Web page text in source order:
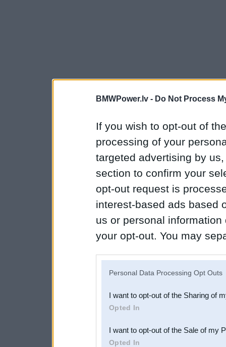
BMWPower.lv - Do Not Process
If you wish to opt-out of
processing of your
targeted advertising by
section to confirm your
opt-out request is
interest-based ads based
us or personal
your opt-out. You may
Downstream Participants
third parties.
Personal Data Processing Opt Outs
I want to opt-out of the Sharing of
Opted In
I want to opt-out of the Sale of my
Opted In